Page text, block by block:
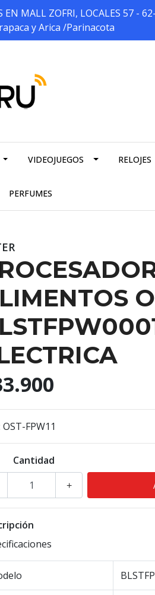
EN MALL ZOFRI, LOCALES 57 -
y Arica /Parinacota
VIDEOJUEGOS RELOJES
PERFUMES
OST-FPW11
Cantidad
+